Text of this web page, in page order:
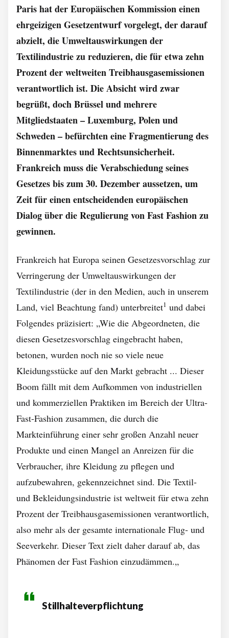
Paris hat der Europäischen Kommission einen
ehrgeizigen Gesetzentwurf vorgelegt, der darauf
abzielt, die Umweltauswirkungen der
Textilindustrie zu reduzieren, die für etwa zehn
Prozent der weltweiten Treibhausgasemissionen
verantwortlich ist. Die Absicht wird zwar
begrüßt, doch Brüssel und mehrere
Mitgliedstaaten – Luxemburg, Polen und
Schweden – befürchten eine Fragmentierung des
Binnenmarktes und Rechtsunsicherheit.
Frankreich muss die Verabschiedung seines
Gesetzes bis zum 30. Dezember aussetzen, um
Zeit für einen entscheidenden europäischen
Dialog über die Regulierung von Fast Fashion zu
gewinnen.
Frankreich hat Europa seinen Gesetzesvorschlag zur
Verringerung der Umweltauswirkungen der
Textilindustrie (der in den Medien, auch in unserem
Land, viel Beachtung fand) unterbreitet1 und dabei
Folgendes präzisiert: „Wie die Abgeordneten, die
diesen Gesetzesvorschlag eingebracht haben,
betonen, wurden noch nie so viele neue
Kleidungsstücke auf den Markt gebracht ... Dieser
Boom fällt mit dem Aufkommen von industriellen
und kommerziellen Praktiken im Bereich der Ultra-
Fast-Fashion zusammen, die durch die
Markteinführung einer sehr großen Anzahl neuer
Produkte und einen Mangel an Anreizen für die
Verbraucher, ihre Kleidung zu pflegen und
aufzubewahren, gekennzeichnet sind. Die Textil-
und Bekleidungsindustrie ist weltweit für etwa zehn
Prozent der Treibhausgasemissionen verantwortlich,
also mehr als der gesamte internationale Flug- und
Seeverkehr. Dieser Text zielt daher darauf ab, das
Phänomen der Fast Fashion einzudämmen.„
Stillhalteverpflichtung